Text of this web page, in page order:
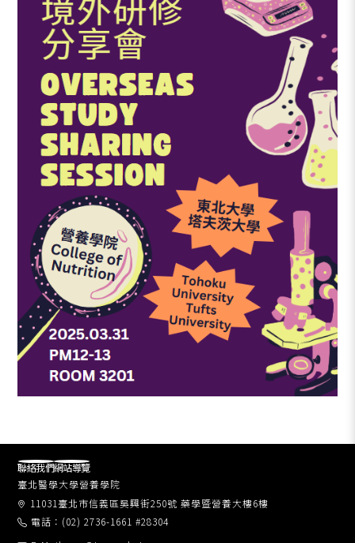
臺北醫學大學營養學院
11031臺北市信義區吳興街250號 藥學暨營養大樓6樓
電話：(02) 2736-1661 #28304
聯絡我們網站導覽